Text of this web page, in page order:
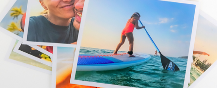
Выберите из списка: